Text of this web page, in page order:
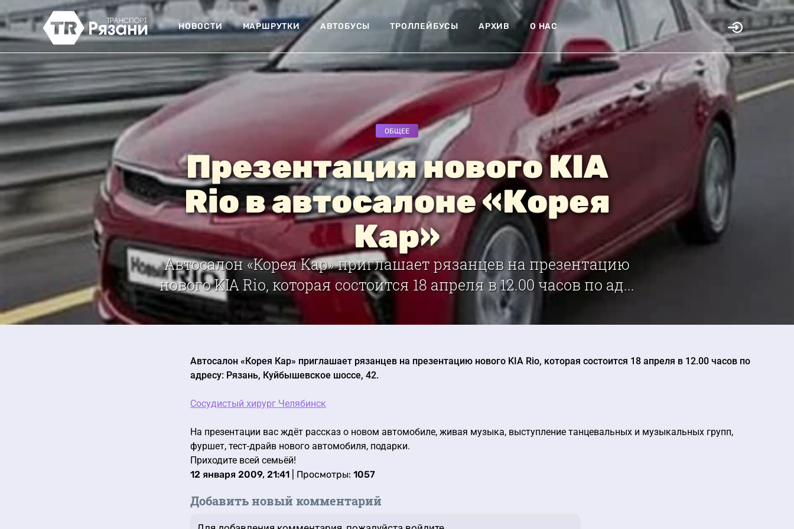
НОВОСТИ МАРШРУТКИ АВТОБУСЫ ТРОЛЛЕЙБУСЫ АРХИВ О НАС
ОБЩЕЕ
Презентация нового KIA
Rio в автосалоне «Корея
Кар»
Автосалон «Корея Кар» приглашает рязанцев на презентацию
нового KIA Rio, которая состоится 18 апреля в 12.00 часов по ад...
Автосалон «Корея Кар» приглашает рязанцев на презентацию нового KIA Rio, которая состоится 18 апреля в 12.00 часов по
адресу: Рязань, Куйбышевское шоссе, 42.
Сосудистый хирург Челябинск
На презентации вас ждёт рассказ о новом автомобиле, живая музыка, выступление танцевальных и музыкальных групп,
фуршет, тест-драйв нового автомобиля, подарки.
Приходите всей семьёй!
12 января 2009, 21:41 | Просмотры: 1057
Добавить новый комментарий